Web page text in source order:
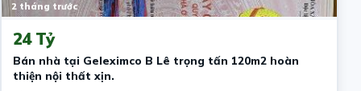
2 tháng trước
24 Tỷ
Bán nhà tại Geleximco B Lê trọng tấn 120m2 hoàn
thiện nội thất xịn.